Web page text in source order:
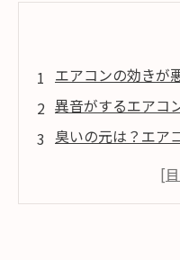
エアコンの効きが
異音がするエアコ
臭いの元は？エア
エアコンのトラブ